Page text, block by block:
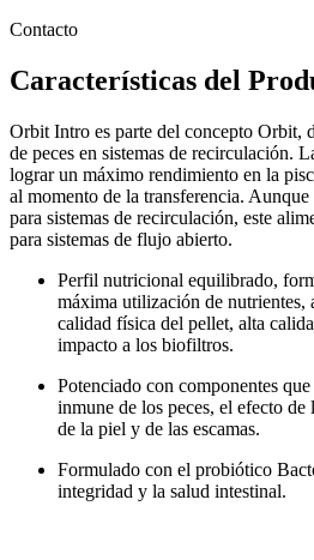
Contacto
Características del
Orbit Intro es parte del concepto Orbit,
de peces en sistemas de recirculación.
lograr un máximo rendimiento en la
al momento de la transferencia.
para sistemas de recirculación, este
para sistemas de flujo abierto.
Perfil nutricional equilibrado,
máxima utilización de nutrientes,
calidad física del pellet, alta
impacto a los biofiltros.
Potenciado con componentes
inmune de los peces, el efecto
de la piel y de las escamas.
Formulado con el probiótico
integridad y la salud intestinal.